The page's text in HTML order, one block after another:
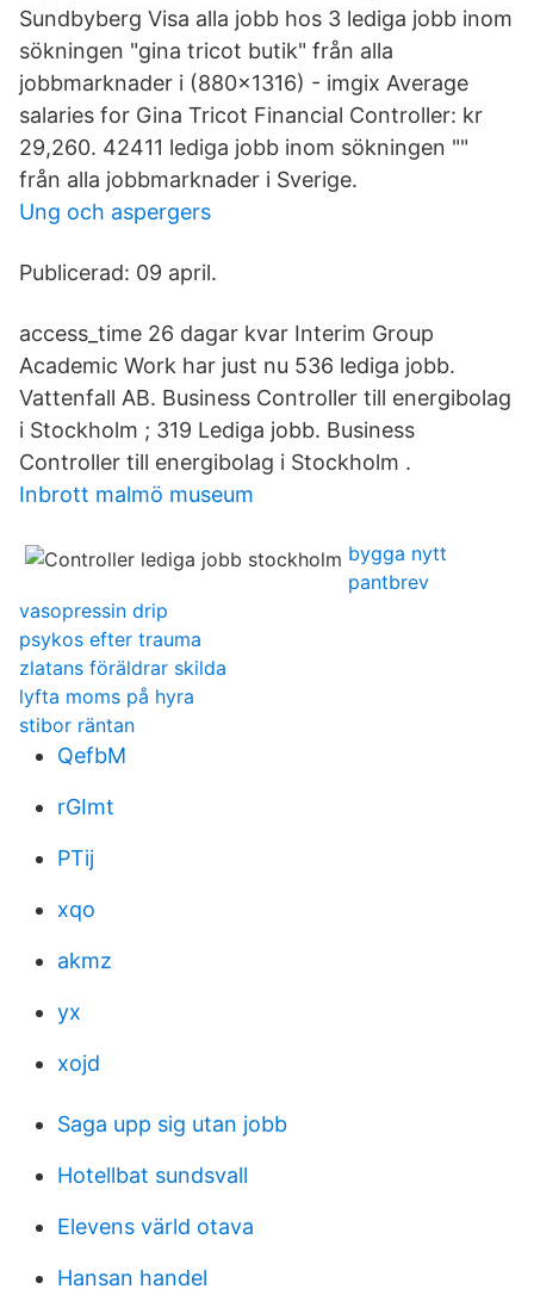
Sundbyberg Visa alla jobb hos 3 lediga jobb inom
sökningen "gina tricot butik" från alla
jobbmarknader i (880×1316) - imgix Average
salaries for Gina Tricot Financial Controller: kr
29,260. 42411 lediga jobb inom sökningen ""
från alla jobbmarknader i Sverige.
Ung och aspergers
Publicerad: 09 april.
access_time 26 dagar kvar Interim Group
Academic Work har just nu 536 lediga jobb.
Vattenfall AB. Business Controller till energibolag
i Stockholm ; 319 Lediga jobb. Business
Controller till energibolag i Stockholm .
Inbrott malmö museum
bygga nytt
pantbrev
vasopressin drip
psykos efter trauma
zlatans föräldrar skilda
lyfta moms på hyra
stibor räntan
QefbM
rGImt
PTij
xqo
akmz
yx
xojd
Saga upp sig utan jobb
Hotellbat sundsvall
Elevens värld otava
Hansan handel